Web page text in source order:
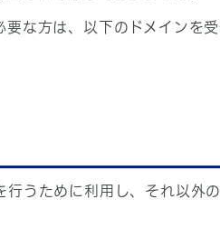
な方は、以下のドメインを
うために利用し、それ以外